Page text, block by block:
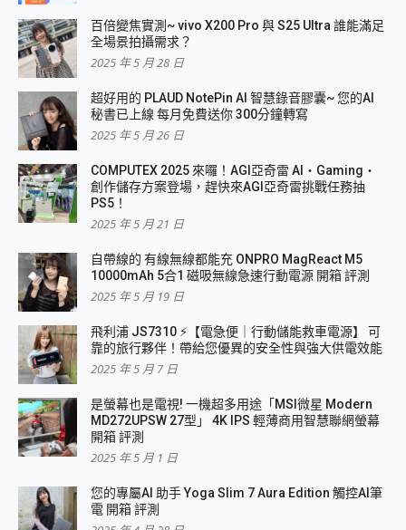
百倍變焦實測~ vivo X200 Pro 與 S25 Ultra 誰能滿足
全場景拍攝需求？
2025 年 5 月 28 日
超好用的 PLAUD NotePin AI 智慧錄音膠囊~ 您的AI
秘書已上線 每月免費送你 300分鐘轉寫
2025 年 5 月 26 日
COMPUTEX 2025 來囉！AGI亞奇雷 AI・Gaming・
創作儲存方案登場，趕快來AGI亞奇雷挑戰任務抽
PS5！
2025 年 5 月 21 日
自帶線的 有線無線都能充 ONPRO MagReact M5
10000mAh 5合1 磁吸無線急速行動電源 開箱 評測
2025 年 5 月 19 日
飛利浦 JS7310 ⚡【電急便｜行動儲能救車電源】 可
靠的旅行夥伴！帶給您優異的安全性與強大供電效能
2025 年 5 月 7 日
是螢幕也是電視! 一機超多用途「MSI微星 Modern
MD272UPSW 27型」 4K IPS 輕薄商用智慧聯網螢幕
開箱 評測
2025 年 5 月 1 日
您的專屬AI 助手 Yoga Slim 7 Aura Edition 觸控AI筆
電 開箱 評測